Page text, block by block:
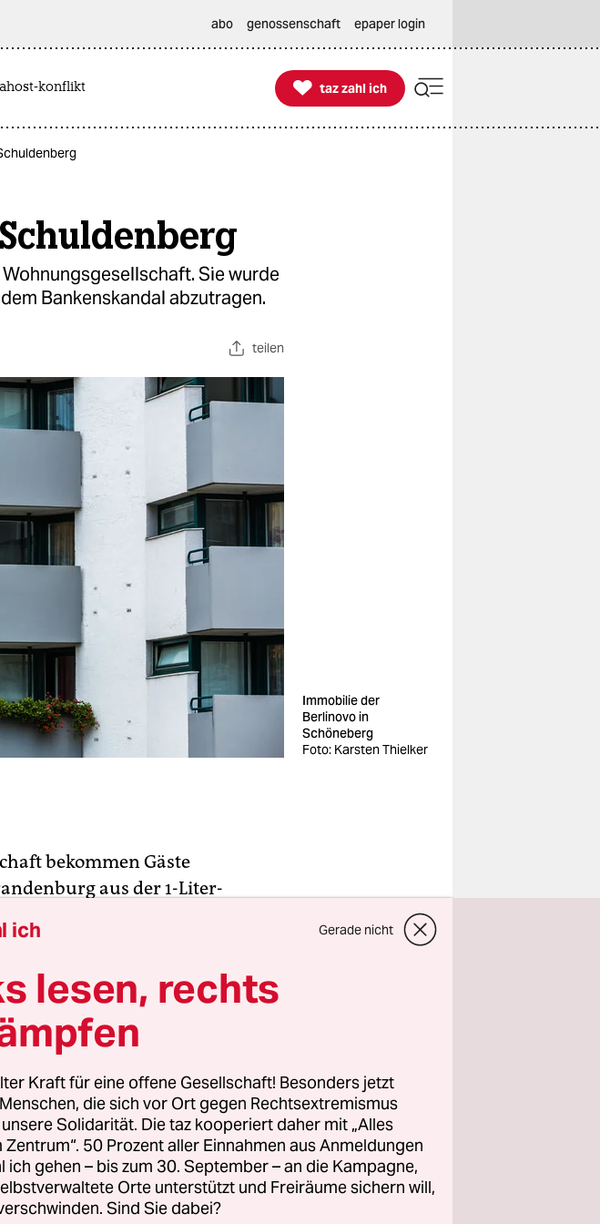
abo genossenschaft epaper login
konflikt 
taz zahl ich
taz zahl ich
Sie wurde
Bankenskandal abzutragen.
teilen
Immobilie der
Berlinovo in
Schöneberg
Foto: Karsten Thielker
bekommen Gäste
aus der 1-Liter-
oder hippes im
landeseigene Unternehmen
Getränke beschränkt. Das
paar Etagen in einem
eingemietet. Die
Beschäftigten, man hat zuletzt
gibt es nicht: Diese
Betriebsratsvorsitzende
damit eine Führungskraft,
ich Gerade nicht
lesen, rechts
Kraft für eine offene Gesellschaft! Besonders jetzt
die sich vor Ort gegen Rechtsextremismus
Solidarität. Die taz kooperiert daher mit „Alles
Zentrum“. 50 Prozent aller Einnahmen aus Anmeldungen
ich gehen – bis zum 30. September – an die Kampagne,
Orte unterstützt und Freiräume sichern will,
Sind Sie dabei?